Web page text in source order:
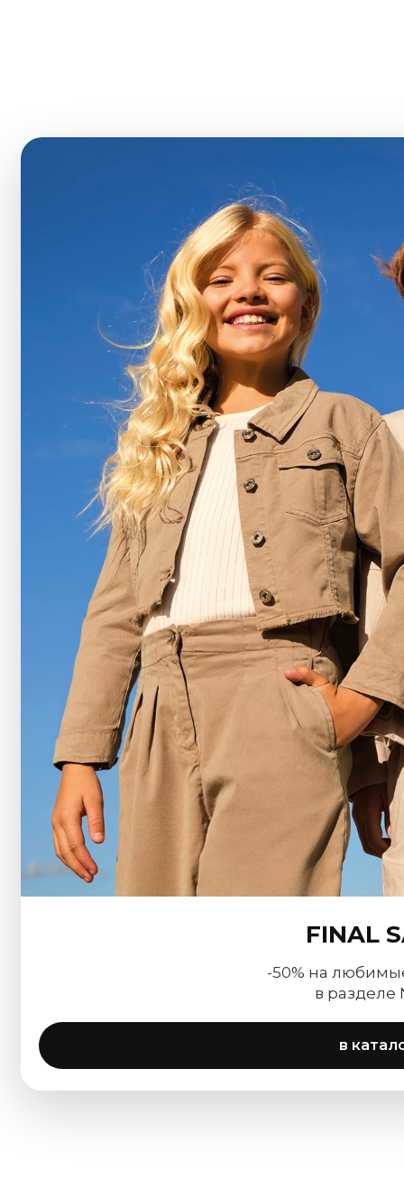
FINAL
-50% на
в разделе
в